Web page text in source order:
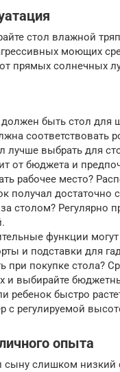
стол влажной
моющих
прямых солнечных
быть стол для
соответствовать
лучше выбрать для
от бюджета и
рабочее место?
получал достаточно
столом? Регулярно
функции
и подставки для
при покупке стола?
и выбирайте
ребенок быстро
с регулируемой
опыта
слишком низкий